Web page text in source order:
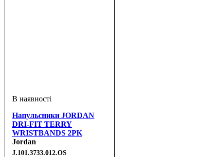
Напульсники JORDAN
DRI-FIT TERRY
WRISTBANDS 2PK
PRINTED BLACK/OFF
NOIR/IRON GREY OSFM
Jordan
J.101.3733.012.OS